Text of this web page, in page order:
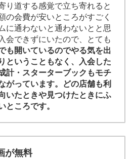
り道する感覚で立ち寄れると
の会費が安いところがすごく
に通わないと通わないとと思
会できずにいたので、とても
も開いているのでやる気を出
ということもなく、入会した
計・スターターブックもモチ
がっています。どの店舗も利
いたときや見つけたときにふ
ところです。
が無料